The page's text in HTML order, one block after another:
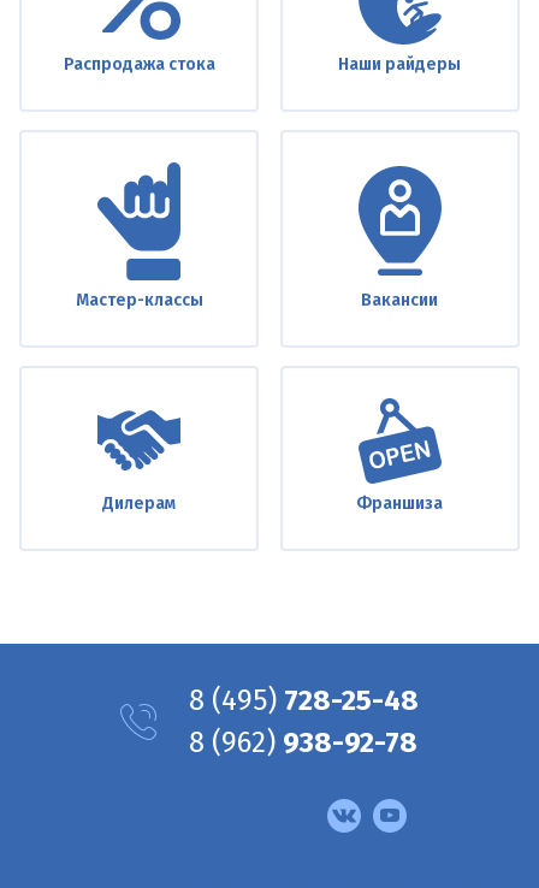
Распродажа стока Наши райдеры
Мастер-классы Вакансии
Дилерам Франшиза
8 (495) 728-25-48
8 (962) 938-92-78